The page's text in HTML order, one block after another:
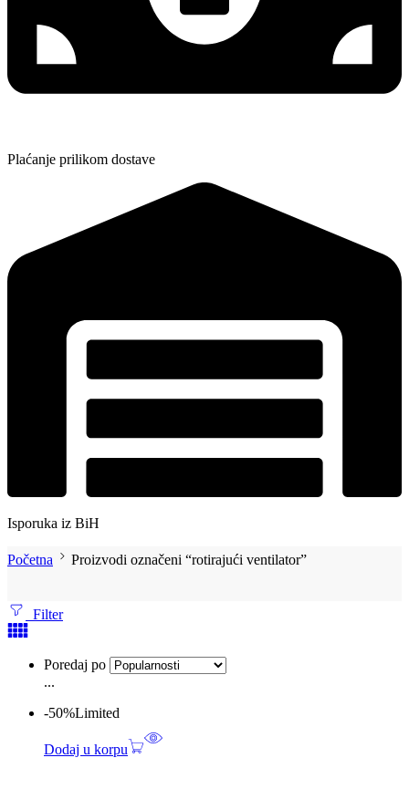
Plaćanje prilikom dostave
Isporuka iz BiH
Početna Proizvodi označeni “rotirajući ventilator”
Filter
Poredaj po
...
-50%Limited
Dodaj u korpu